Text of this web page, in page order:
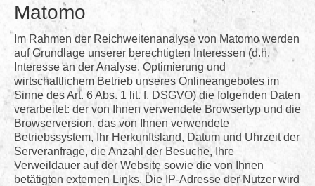
Matomo
Im Rahmen der Reichweitenanalyse von Matomo werden
auf Grundlage unserer berechtigten Interessen (d.h.
Interesse an der Analyse, Optimierung und
wirtschaftlichem Betrieb unseres Onlineangebotes im
Sinne des Art. 6 Abs. 1 lit. f. DSGVO) die folgenden Daten
verarbeitet: der von Ihnen verwendete Browsertyp und die
Browserversion, das von Ihnen verwendete
Betriebssystem, Ihr Herkunftsland, Datum und Uhrzeit der
Serveranfrage, die Anzahl der Besuche, Ihre
Verweildauer auf der Website sowie die von Ihnen
betätigten externen Links. Die IP-Adresse der Nutzer wird